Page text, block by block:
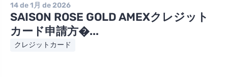
14 de 1月 de 2026
SAISON ROSE GOLD AMEXクレジット
カード申請方�...
クレジットカード